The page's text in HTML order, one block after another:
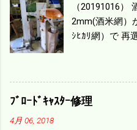
機の容量、籾
題で 今の機種
った時はまだ
のがある。キ
みたいと思う
業する人がい
（20191016）
2mm(酒米網）
ｼﾋｶﾘ網）で 再
ず米より2倍
には手間がか
を随分前から
㎏を40袋した
ﾌﾞﾛｰﾄﾞｷｬｽﾀｰ修理
4月 06, 2018